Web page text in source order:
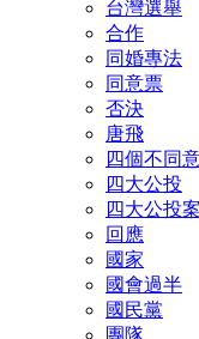
台灣選舉
合作
同婚專法
同意票
否決
唐飛
四個不同
四大公投
四大公投案
回應
國家
國會過半
國民黨